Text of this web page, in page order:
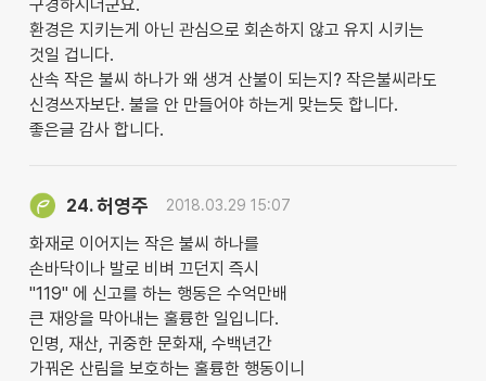
구경하시더군요.
환경은 지키는게 아닌 관심으로 회손하지 않고 유지 시키는
것일 겁니다.
산속 작은 불씨 하나가 왜 생겨 산불이 되는지? 작은불씨라도
신경쓰자보단. 불을 안 만들어야 하는게 맞는듯 합니다.
좋은글 감사 합니다.
24.허영주 2018.03.29 15:07
화재로 이어지는 작은 불씨 하나를
손바닥이나 발로 비벼 끄던지 즉시
"119" 에 신고를 하는 행동은 수억만배
큰 재앙을 막아내는 훌륭한 일입니다.
인명, 재산, 귀중한 문화재, 수백년간
가꿔온 산림을 보호하는 훌륭한 행동이니